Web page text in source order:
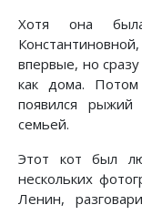
Хотя она
впервые, но
как дома.
появился рыжий
семьей.
Этот кот был
нескольких
Ленин,